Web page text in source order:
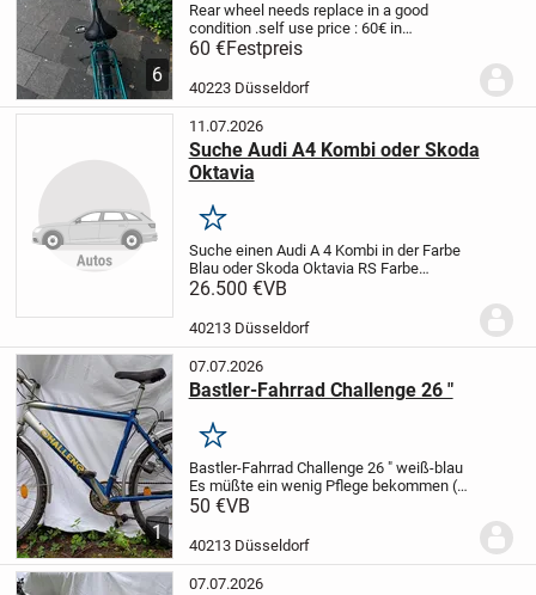
6
Rear wheel needs replace in a good
condition .self use price : 60€in
dusseldorf gurlittstraße 59 , 40223
number : +491791595540
60 €Festpreis
40223 Düsseldorf
11.07.2026
Suche Audi A4 Kombi oder Skoda
Oktavia
Merken
Suche einen Audi A 4 Kombi in der Farbe
Blau oder Skoda Oktavia RS Farbe
Blau.Das Baujahr sollte von 2018 bis 2022
26.500 €VB
40213 Düsseldorf
1
07.07.2026
Bastler-Fahrrad Challenge 26 "
Merken
Bastler-Fahrrad Challenge 26 " weiß-blau
Es müßte ein wenig Pflege bekommen (
Öl/Rostlöser.
VB : 50€( Für Fahrradhändler/Bastler...
50 €VB
40213 Düsseldorf
07.07.2026